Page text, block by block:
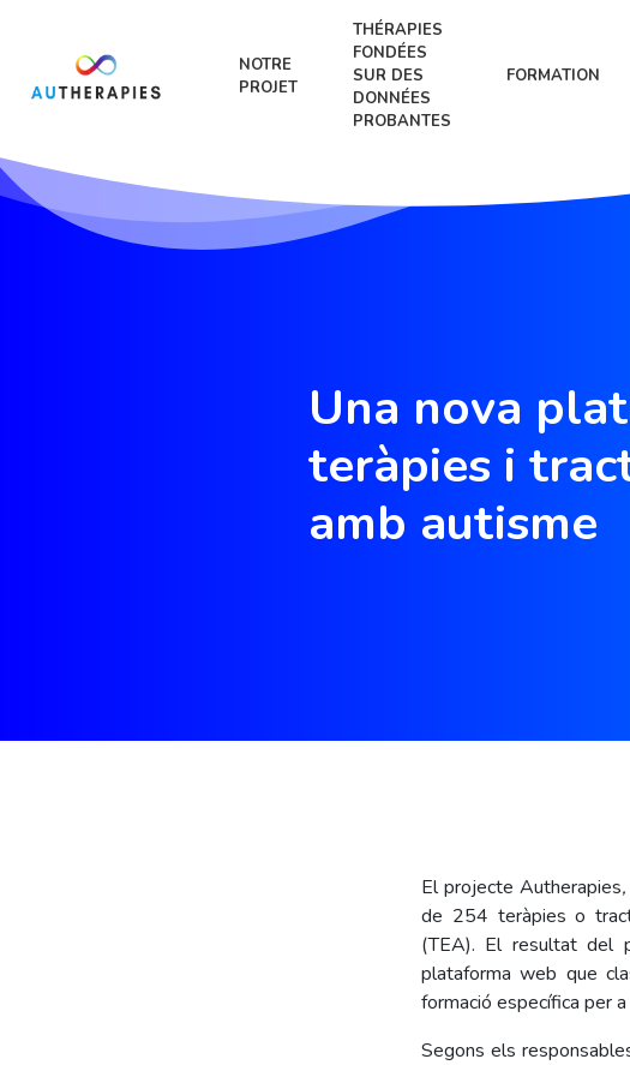
NOTRE
PROJET
THÉRAPIES
FONDÉES
SUR DES
DONNÉES
PROBANTES
FORMATION
Una nova
teràpies i
amb autisme
El projecte Autherapies,
de 254 teràpies o
(TEA). El resultat del
plataforma web que
formació específica per
Segons els